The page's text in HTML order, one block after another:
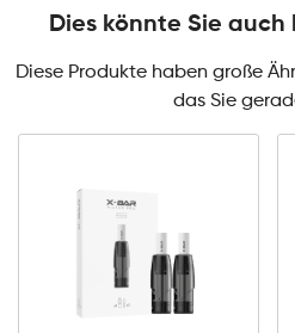
Dies könnte Sie auch
Diese Produkte haben große
das Sie
Pack